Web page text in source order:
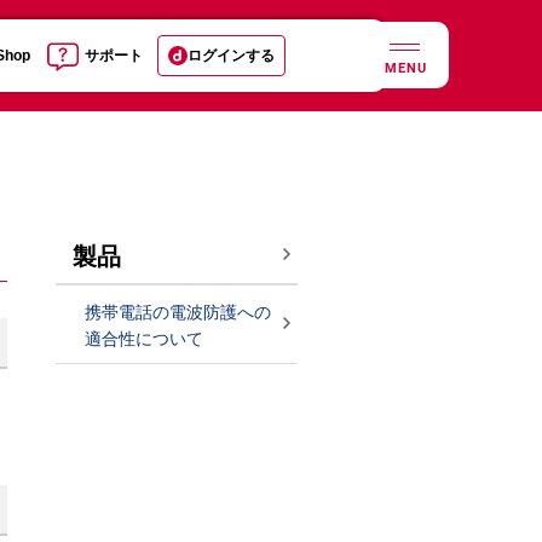
サポート ログインする
MENU
製品
携帯電話の電波防護への
適合性について